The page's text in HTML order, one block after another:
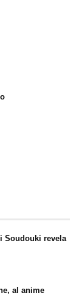
Soudouki revela
al anime